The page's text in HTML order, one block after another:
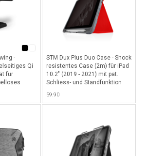
-
Qi
für
STM Dux Plus Duo Case - Shock
resistentes Case (2m) für iPad
10.2" (2019 - 2021) mit pat.
Schliess- und Standfunktion
59.90